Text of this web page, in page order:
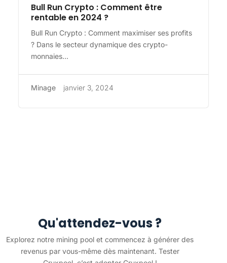
Bull Run Crypto : Comment être
rentable en 2024 ?
Minage janvier 3, 2024
Bull Run Crypto : Comment maximiser ses profits
? Dans le secteur dynamique des crypto-
monnaies...
Qu'attendez-vous ?
Explorez notre mining pool et commencez à générer des
revenus par vous-même dès maintenant. Tester